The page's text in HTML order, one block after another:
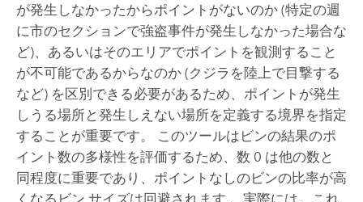
が発生しなかったからポイントがないのか (特定の週
に市のセクションで強盗事件が発生しなかった場合な
ど)、あるいはそのエリアでポイントを観測すること
が不可能であるからなのか (クジラを陸上で目撃する
など) を区別できる必要があるため、ポイントが発生
しうる場所と発生しえない場所を定義する境界を指定
することが重要です。 このツールはビンの結果のポ
イント数の多様性を評価するため、数 0 は他の数と
同程度に重要であり、ポイントなしのビンの比率が高
くなるビン サイズは回避されます。 実際には、これ